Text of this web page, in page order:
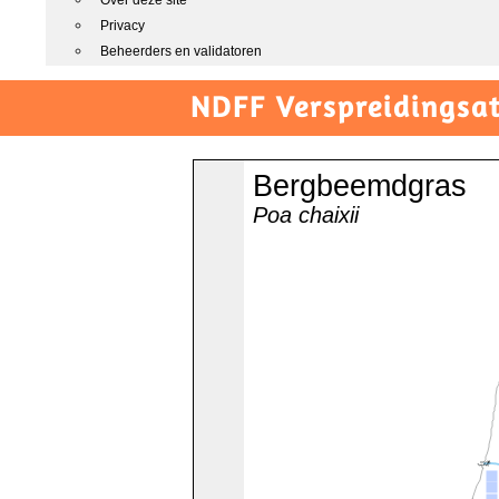
Privacy
Beheerders en validatoren
NDFF